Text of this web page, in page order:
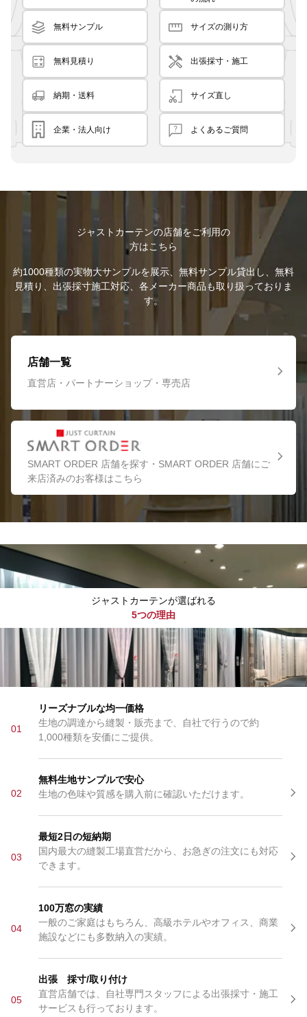
無料サンプル サイズの測り方
無料見積り 出張採寸・施工
納期・送料 サイズ直し
企業・法人向け よくあるご質問
ジャストカーテンの店舗をご利用の
方はこちら
約1000種類の実物大サンプルを展示、無料サンプル貸出し、無料
見積り、出張採寸施工対応、各メーカー商品も取り扱っておりま
す。
店舗一覧
直営店・パートナーショップ・専売店
SMART ORDER 店舗を探す・SMART ORDER 店舗にご
来店済みのお客様はこちら
ジャストカーテンが選ばれる
5つの理由
01
リーズナブルな均一価格
生地の調達から縫製・販売まで、自社で行うので約
1,000種類を安価にご提供。
02
無料生地サンプルで安心
生地の色味や質感を購入前に確認いただけます。
03
最短2日の短納期
国内最大の縫製工場直営だから、お急ぎの注文にも対応
できます。
04
100万窓の実績
一般のご家庭はもちろん、高級ホテルやオフィス、商業
施設などにも多数納入の実績。
05
出張 採寸/取り付け
直営店舗では、自社専門スタッフによる出張採寸・施工
サービスも行っております。